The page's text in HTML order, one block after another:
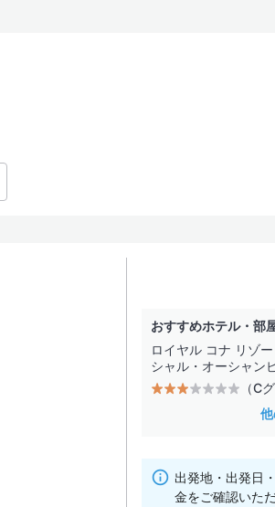
その他
おすすめホテル・部
ロイヤル コナ リゾ
シャル・オーシャン
（C
出発地・出発日
金をご確認いただ